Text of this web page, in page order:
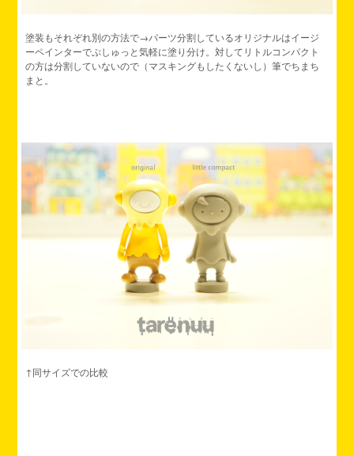
塗装もそれぞれ別の方法で→パーツ分割しているオリジナルはイージ
ーペインターでぷしゅっと気軽に塗り分け。対してリトルコンパクト
の方は分割していないので（マスキングもしたくないし）筆でちまち
まと。
↑同サイズでの比較